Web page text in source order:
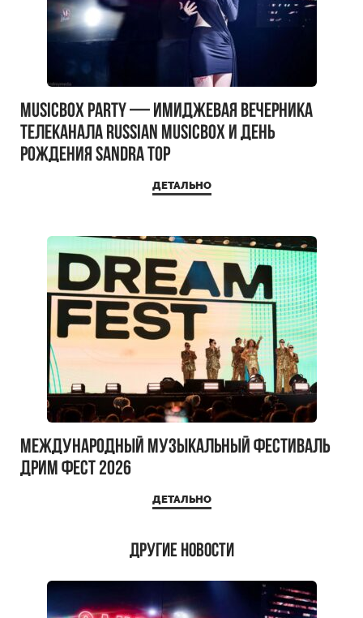
MUSICBOX PARTY — имиджевая вечерника
телеканала RUSSIAN MUSICBOX и день
рождения Sandra Top
ДЕТАЛЬНО
Международный музыкальный фестиваль
ДРИМ ФЕСТ 2026
ДЕТАЛЬНО
Другие новости